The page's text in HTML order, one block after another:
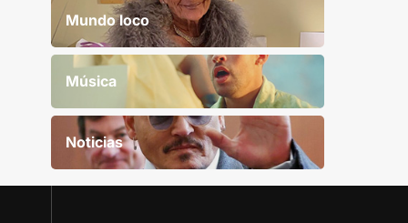
Mundo loco
Música
Noticias